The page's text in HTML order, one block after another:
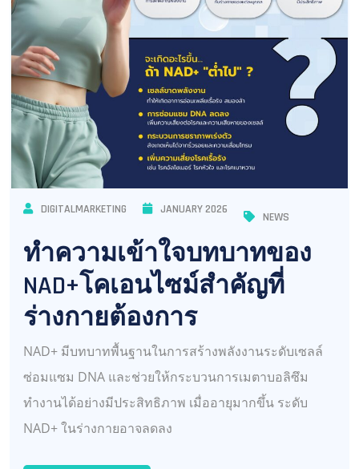
DIGITALMARKETING JANUARY 2026
NEWS
ทำความเข้าใจบทบาทของ
NAD+โคเอนไซม์สำคัญที่
ร่างกายต้องการ
NAD+ มีบทบาทพื้นฐานในการสร้างพลังงานระดับเซลล์
ซ่อมแซม DNA และช่วยให้กระบวนการเมตาบอลิซึม
ทำงานได้อย่างมีประสิทธิภาพ เมื่ออายุมากขึ้น ระดับ
NAD+ ในร่างกายอาจลดลง